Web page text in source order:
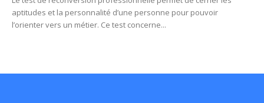
aptitudes et la personnalité d’une personne pour pouvoir
l’orienter vers un métier. Ce test concerne...